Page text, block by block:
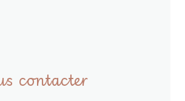
contacter